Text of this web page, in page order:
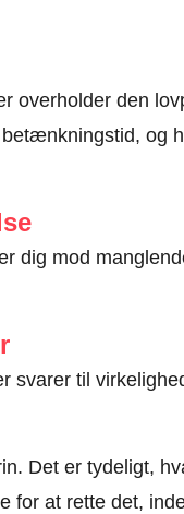
overholder den
og
dig mod
svarer til
Det er tydeligt,
for at rette det,